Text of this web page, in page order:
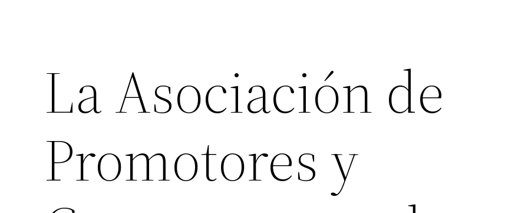
La Asociación de
Promotores y